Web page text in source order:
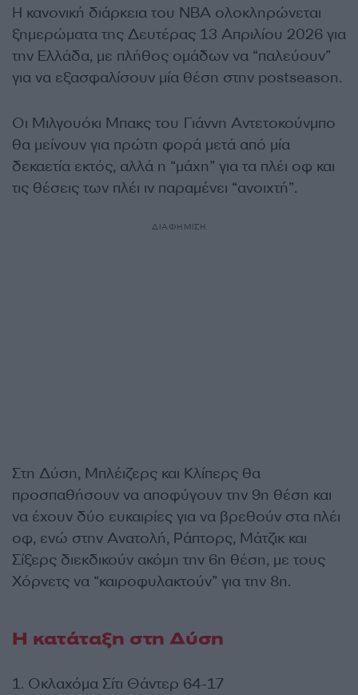
Η κανονική διάρκεια του NBA ολοκληρώνεται
ξημερώματα της Δευτέρας 13 Απριλίου 2026 για
την Ελλάδα, με πλήθος ομάδων να “παλεύουν”
για να εξασφαλίσουν μία θέση στην postseason.
Οι Μιλγουόκι Μπακς του Γιάννη Αντετοκούνμπο
θα μείνουν για πρώτη φορά μετά από μία
δεκαετία εκτός, αλλά η “μάχη” για τα πλέι οφ και
τις θέσεις των πλέι ιν παραμένει “ανοιχτή”.
ΔΙΑΦΗΜΙΣΗ
Στη Δύση, Μπλέιζερς και Κλίπερς θα
προσπαθήσουν να αποφύγουν την 9η θέση και
να έχουν δύο ευκαιρίες για να βρεθούν στα πλέι
οφ, ενώ στην Ανατολή, Ράπτορς, Μάτζικ και
Σίξερς διεκδικούν ακόμη την 6η θέση, με τους
Χόρνετς να “καιροφυλακτούν” για την 8η.
Η κατάταξη στη Δύση
1. Οκλαχόμα Σίτι Θάντερ 64-17